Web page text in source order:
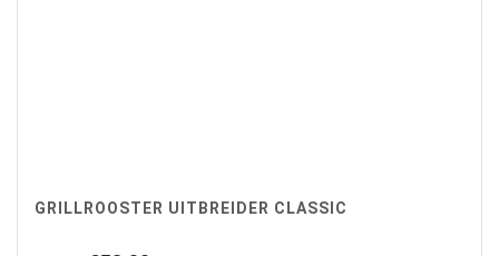
GRILLROOSTER UITBREIDER CLASSIC